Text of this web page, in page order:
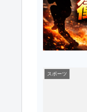
スポーツ